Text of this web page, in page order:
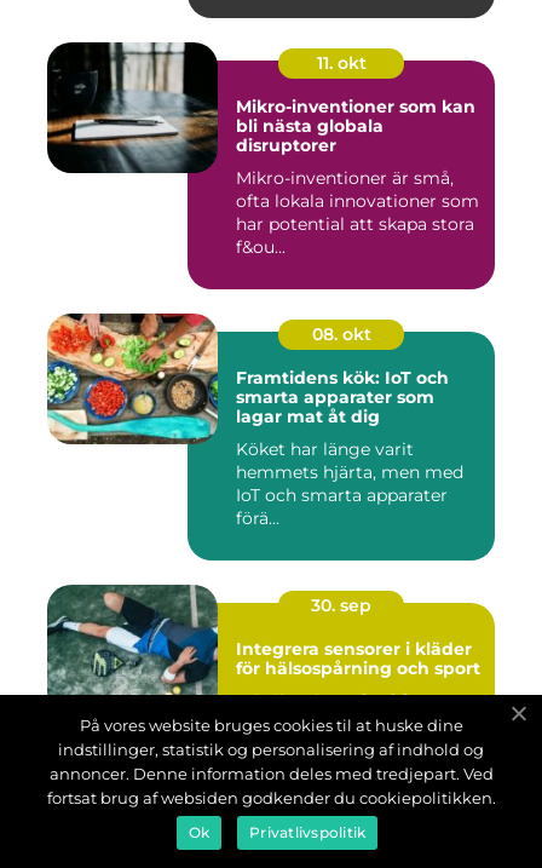
11. okt
Mikro-inventioner som kan
bli nästa globala
disruptorer
Mikro-inventioner är små,
ofta lokala innovationer som
har potential att skapa stora
f&ou...
08. okt
Framtidens kök: IoT och
smarta apparater som
lagar mat åt dig
Köket har länge varit
hemmets hjärta, men med
IoT och smarta apparater
förä...
30. sep
Integrera sensorer i kläder
för hälsospårning och sport
Tekniken har gått från att
enbart finnas i telefoner och
wearables till att nu kunna
int...
25. sep
På vores website bruges cookies til at huske dine
indstillinger, statistik og personalisering af indhold og
annoncer. Denne information deles med tredjepart. Ved
fortsat brug af websiden godkender du cookiepolitikken.
Ok Privatlivspolitik